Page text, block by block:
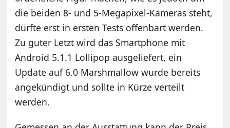
die beiden 8- und 5-Megapixel-Kameras steht,
dürfte erst in ersten Tests offenbart werden.
Zu guter Letzt wird das Smartphone mit
Android 5.1.1 Lollipop ausgeliefert, ein
Update auf 6.0 Marshmallow wurde bereits
angekündigt und sollte in Kürze verteilt
werden.